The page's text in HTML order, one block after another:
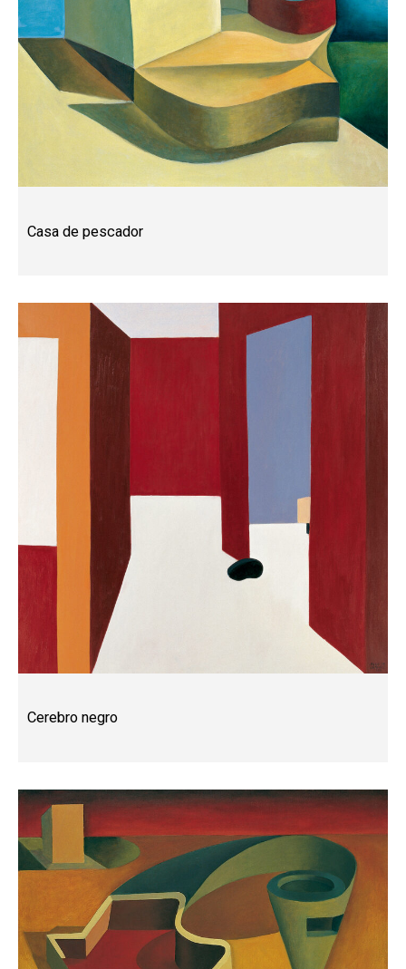
Casa de pescador
Cerebro negro